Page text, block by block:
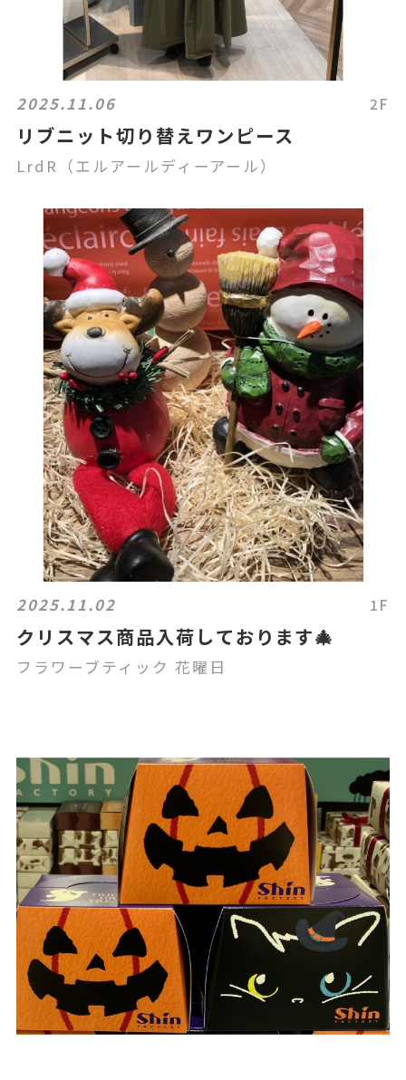
2025.11.06 2F
リブニット切り替えワンピース
LrdR（エルアールディーアール）
2025.11.02 1F
クリスマス商品入荷しております🎄
フラワーブティック 花曜日